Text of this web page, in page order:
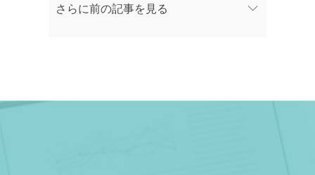
さらに前の記事を見る